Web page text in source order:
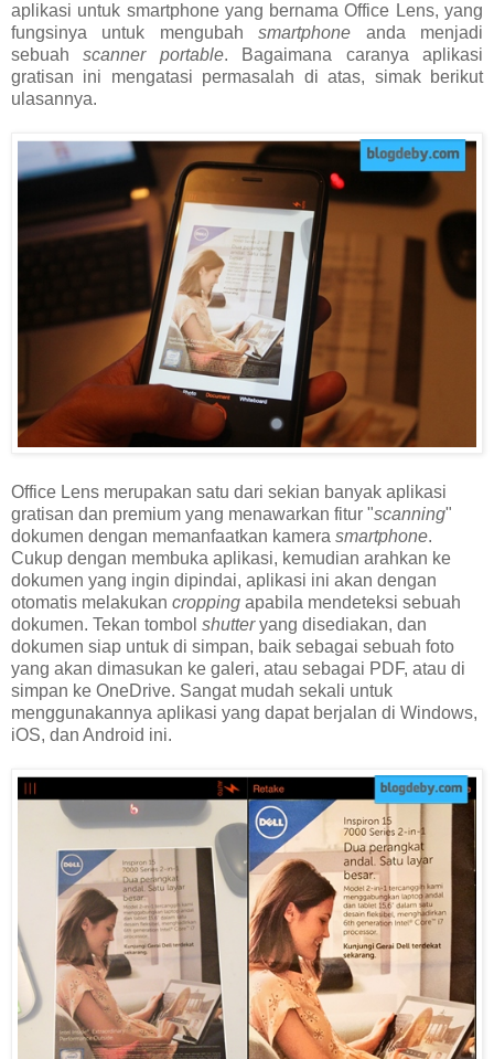
aplikasi untuk smartphone yang bernama Office Lens, yang
fungsinya untuk mengubahsmartphone anda menjadi
sebuahscanner portable. Bagaimana caranya aplikasi
gratisan ini mengatasi permasalah di atas, simak berikut
ulasannya.
Office Lens merupakan satu dari sekian banyak aplikasi
gratisan dan premium yang menawarkan fitur "scanning"
dokumen dengan memanfaatkan kamera smartphone.
Cukup dengan membuka aplikasi, kemudian arahkan ke
dokumen yang ingin dipindai, aplikasi ini akan dengan
otomatis melakukan cropping apabila mendeteksi sebuah
dokumen. Tekan tombol shutteryang disediakan, dan
dokumen siap untuk di simpan, baik sebagai sebuah foto
yang akan dimasukan ke galeri, atau sebagai PDF, atau di
simpan ke OneDrive. Sangat mudah sekali untuk
menggunakannya aplikasi yang dapat berjalan di Windows,
iOS, dan Android ini.